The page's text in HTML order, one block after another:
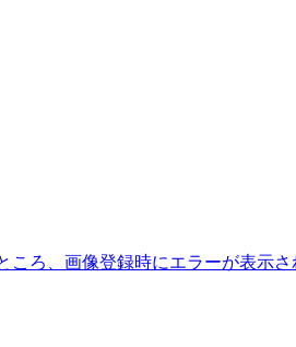
ろ、画像登録時にエラーが表示